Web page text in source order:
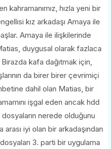
kahramanımız, hızla yeni bir
kız arkadaşı Amaya ile
Amaya ile ilişkilerinde
duygusal olarak fazlaca
Birazda kafa dağıtmak için,
da birer birer çevrimiçi
dahil olan Matias, bir
işgal eden ancak hdd
nerede olduğunu
iyi olan bir arkadaşından
3. parti bir uygulama